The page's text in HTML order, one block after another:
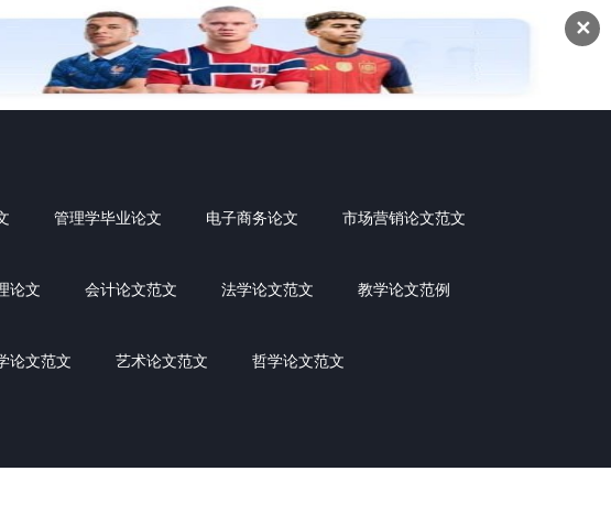
✕
管理学毕业论文 电子商务论文 市场营销论文范文
论文 会计论文范文 法学论文范文 教学论文范例
论文范文 艺术论文范文 哲学论文范文